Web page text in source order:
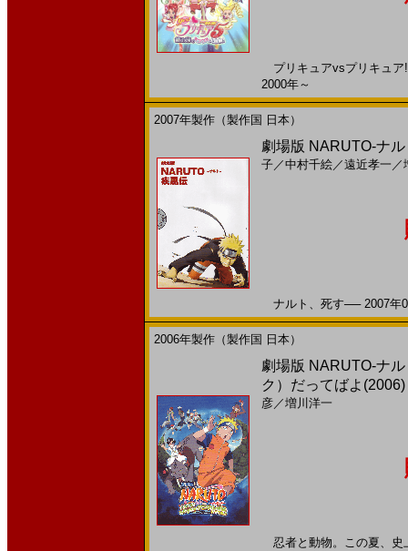
プリキュアvsプリキュ
2000年～
2007年製作（製作国 日本）
劇場版 NARUTO-ナ
子／中村千絵／遠近孝一 ／
ナルト、死す── 2007
2006年製作（製作国 日本）
劇場版 NARUTO-ナ
ク）だってばよ
彦／増川洋一
忍者と動物。この夏、史